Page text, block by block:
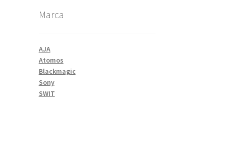
Marca
AJA
Atomos
Blackmagic
Sony
SWIT